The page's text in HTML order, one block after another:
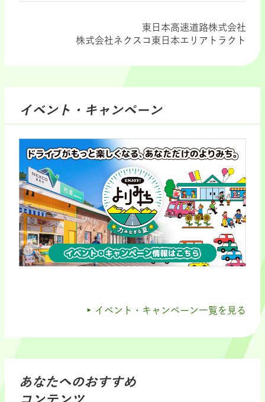
東日本高速道路株式会社
株式会社ネクスコ東日本エリアトラクト
イベント・キャンペーン
イベント・キャンペーン一覧を見る
あなたへのおすすめ
コンテンツ